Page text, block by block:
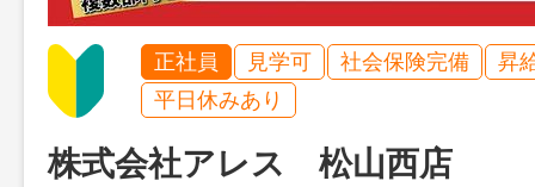
正社員 見学可 社会保険完備
昇
平日休みあり
株式会社アレス 松山西店